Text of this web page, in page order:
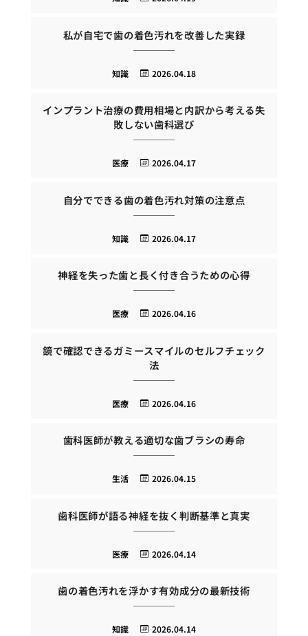
私が自宅で歯の着色汚れを改善した実録
2026.04.18
知識
インプラント治療の費用相場と内訳から考える失
敗しない歯科選び
2026.04.17
医療
自分でできる歯の着色汚れ対策の注意点
2026.04.17
知識
神経を失った歯と長く付き合うための心得
2026.04.16
医療
鏡で確認できるガミースマイルのセルフチェック
法
2026.04.16
医療
歯科医師が教える適切な歯ブラシの寿命
2026.04.15
生活
歯科医師が語る神経を抜く判断基準と真実
2026.04.14
医療
歯の着色汚れを浮かす有効成分の最新技術
2026.04.14
知識